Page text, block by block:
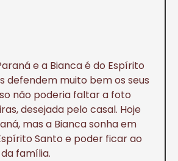
e a Bianca é do Espírito
defendem muito bem os seus
não poderia faltar a foto
desejada pelo casal. Hoje
mas a Bianca sonha em
Santo e poder ficar ao
família.